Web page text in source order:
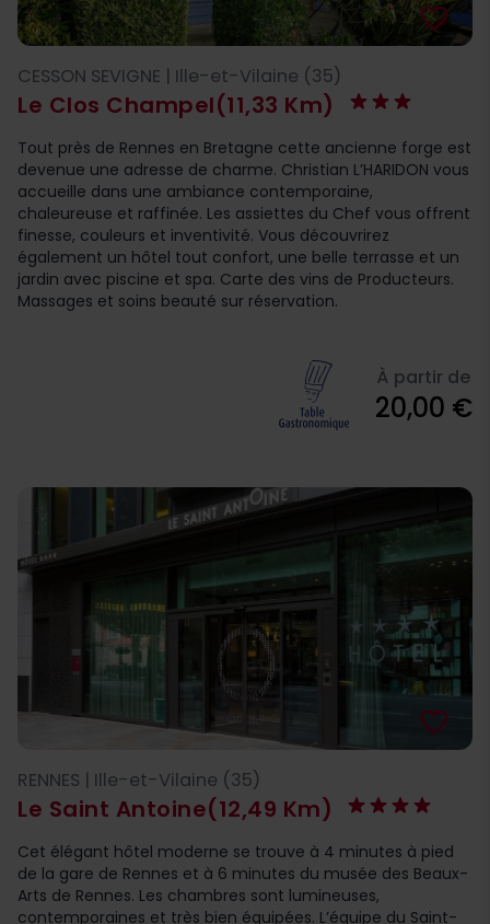
Le Clos Champel(11,33 Km)
favorite_border
CESSON SEVIGNE | Ille-et-Vilaine (35)
Tout près de Rennes en Bretagne cette ancienne forge est
devenue une adresse de charme. Christian L’HARIDON vous
accueille dans une ambiance contemporaine,
chaleureuse et raffinée. Les assiettes du Chef vous offrent
finesse, couleurs et inventivité. Vous découvrirez
également un hôtel tout confort, une belle terrasse et un
jardin avec piscine et spa. Carte des vins de Producteurs.
Massages et soins beauté sur réservation.
À partir de
20,00 €
Le Saint Antoine(12,49 Km)
favorite_border
RENNES | Ille-et-Vilaine (35)
Cet élégant hôtel moderne se trouve à 4 minutes à pied
de la gare de Rennes et à 6 minutes du musée des Beaux-
Arts de Rennes. Les chambres sont lumineuses,
contemporaines et très bien équipées. L’équipe du Saint-